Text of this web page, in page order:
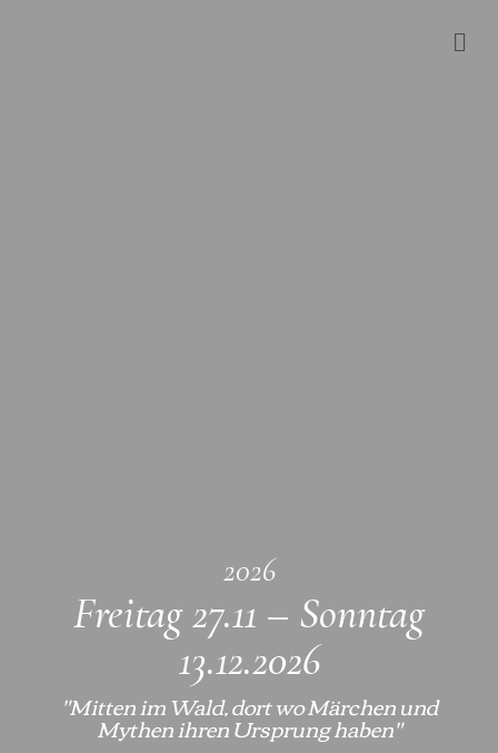
2026
Freitag 27.11 – Sonntag
13.12.2026
"Mitten im Wald, dort wo Märchen und
Mythen ihren Ursprung haben"